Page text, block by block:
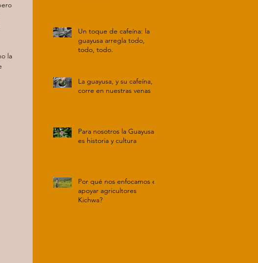
la
Un toque de cafeína: la
guayusa arregla todo,
todo, todo.
La guayusa, y su cafeína,
corre en nuestras venas
Para nosotros la Guayusa
es historia y cultura
Por qué nos enfocamos en
apoyar agricultores
Kichwa?